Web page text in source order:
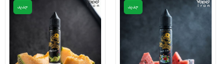
جدید جدید